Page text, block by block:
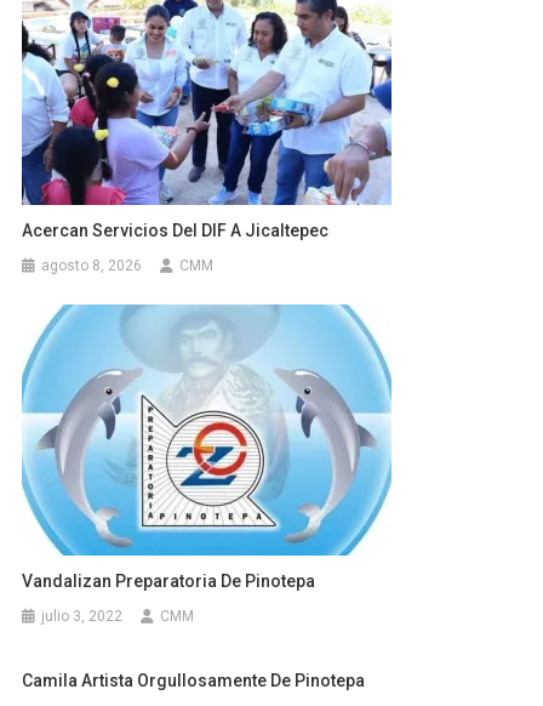
Acercan Servicios Del DIF A Jicaltepec
agosto 8, 2026 CMM
Vandalizan Preparatoria De Pinotepa
julio 3, 2022 CMM
Camila Artista Orgullosamente De Pinotepa